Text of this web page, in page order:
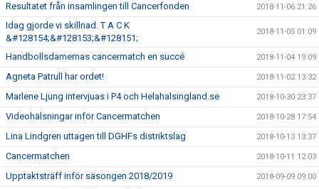
Resultatet från insamlingen till Cancerfonden 2018-11-06 21:26
Idag gjorde vi skillnad. T A C K
&#128154;&#128153;&#128151;
2018-11-05 01:09
Handbollsdamernas cancermatch en succé 2018-11-04 19:09
Agneta Patrull har ordet! 2018-11-02 13:32
Marlene Ljung intervjuas i P4 och Helahalsingland.se 2018-10-30 23:37
Videohälsningar inför Cancermatchen 2018-10-28 17:54
Lina Lindgren uttagen till DGHFs distriktslag 2018-10-13 13:37
Cancermatchen 2018-10-11 12:03
Upptaktsträff inför säsongen 2018/2019 2018-09-09 09:00